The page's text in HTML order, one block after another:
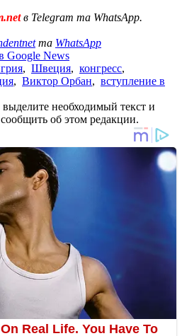
в Telegram та WhatsApp.
та WhatsApp
Google News
, Швеция, конгресс,
, Виктор Орбан, вступление в
необходимый текст и
об этом редакции.